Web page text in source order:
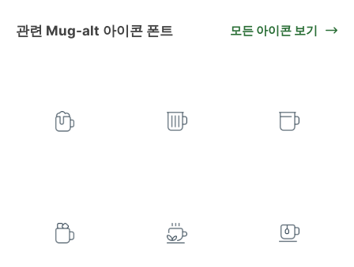
관련 Mug-alt 아이콘 폰트 모든 아이콘 보기